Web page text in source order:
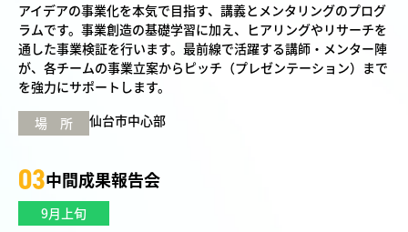
アイデアの事業化を本気で目指す、講義とメンタリングのプログ
ラムです。事業創造の基礎学習に加え、ヒアリングやリサーチを
通した事業検証を行います。最前線で活躍する講師・メンター陣
が、各チームの事業立案からピッチ（プレゼンテーション）まで
を強力にサポートします。
場 所
仙台市中心部
03中間成果報告会
9月上旬